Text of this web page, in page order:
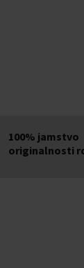
100% jamstvo
originalnosti